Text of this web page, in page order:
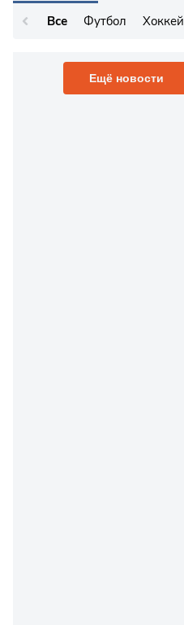
Все Футбол Хоккей
Ещё новости